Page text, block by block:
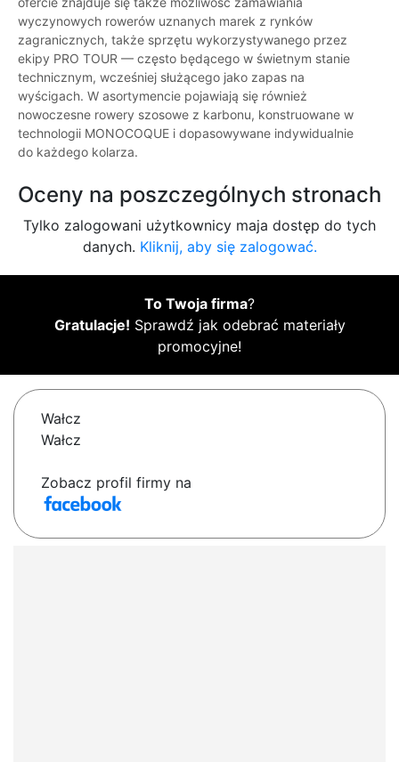
wyczynowych rowerów uznanych marek z rynków
zagranicznych, także sprzętu wykorzystywanego przez
ekipy PRO TOUR — często będącego w świetnym stanie
technicznym, wcześniej służącego jako zapas na
wyścigach. W asortymencie pojawiają się również
nowoczesne rowery szosowe z karbonu, konstruowane w
technologii MONOCOQUE i dopasowywane indywidualnie
do każdego kolarza.
Oceny na poszczególnych stronach
Tylko zalogowani użytkownicy maja dostęp do tych
danych. Kliknij, aby się zalogować.
To Twoja firma?
Gratulacje! Sprawdź jak odebrać materiały
promocyjne!
Wałcz
Wałcz
Zobacz profil firmy na